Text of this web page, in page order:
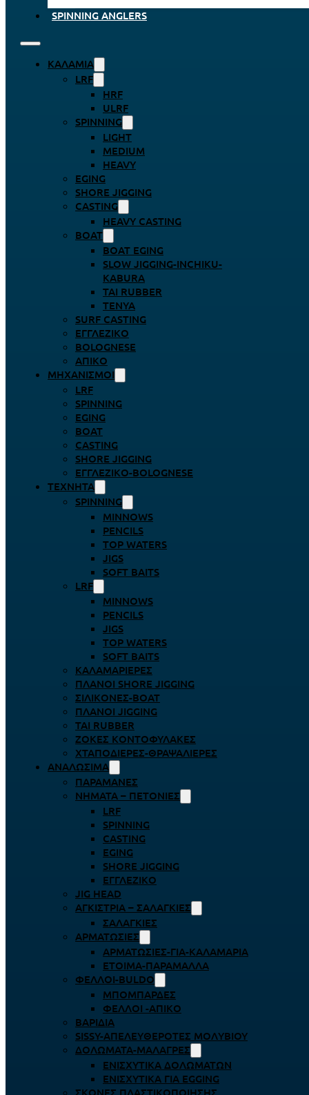
SPINNING ANGLERS
ΚΑΛΆΜΙΑ
LRF
HRF
ULRF
SPINNING
LIGHT
MEDIUM
HEAVY
EGING
SHORE JIGGING
CASTING
HEAVY CASTING
BOAT
BOAT EGING
SLOW JIGGING-INCHIKU-
KABURA
TAI RUBBER
TENYA
SURF CASTING
ΕΓΓΛΈΖΙΚΟ
BOLOGNESE
ΑΠΊΚΟ
ΜΗΧΑΝΙΣΜΟΊ
LRF
SPINNING
EGING
BOAT
CASTING
SHORE JIGGING
ΕΓΓΛΈΖΙΚΟ-BOLOGNESE
ΤΕΧΝΗΤΆ
SPINNING
MINNOWS
PENCILS
TOP WATERS
JIGS
SOFT BAITS
LRF
MINNOWS
PENCILS
JIGS
TOP WATERS
SOFT BAITS
ΚΑΛΑΜΑΡΙΈΡΕΣ
ΠΛΆΝΟΙ SHORE JIGGING
ΣΙΛΙΚΌΝΕΣ-BOAT
ΠΛΆΝΟΙ JIGGING
TAI RUBBER
ΖΌΚΕΣ ΚΟΝΤΟΦΎΛΑΚΕΣ
ΧΤΑΠΟΔΙΈΡΕΣ-ΘΡΑΨΑΛΙΈΡΕΣ
ΑΝΑΛΏΣΙΜΑ
ΠΑΡΑΜΆΝΕΣ
ΝΉΜΑΤΑ – ΠΕΤΟΝΙΈΣ
LRF
SPINNING
CASTING
EGING
SHORE JIGGING
ΕΓΓΛΈΖΙΚΟ
JIG HEAD
ΑΓΚΊΣΤΡΙΑ – ΣΑΛΑΓΚΙΈΣ
ΣΑΛΑΓΚΙΈΣ
ΑΡΜΑΤΩΣΙΈΣ
ΑΡΜΑΤΩΣΙΈΣ-ΓΙΑ-ΚΑΛΑΜΆΡΙΑ
ΈΤΟΙΜΑ-ΠΑΡΆΜΑΛΛΑ
ΦΕΛΛΟΊ-BULDO
ΜΠΟΜΠΆΡΔΕΣ
ΦΕΛΛΟΊ -ΑΠΊΚΟ
ΒΑΡΊΔΙΑ
SISSY-ΑΠΕΛΕΥΘΕΡΟΤΈΣ ΜΟΛΥΒΙΟΎ
ΔΟΛΏΜΑΤΑ-ΜΑΛΆΓΡΕΣ
ΕΝΙΣΧΥΤΙΚΆ ΔΟΛΩΜΆΤΩΝ
ΕΝΙΣΧΥΤΙΚΆ ΓΙΑ EGGING
ΣΚΌΝΕΣ ΠΛΑΣΤΙΚΟΠΟΊΗΣΗΣ